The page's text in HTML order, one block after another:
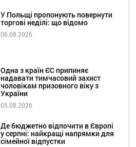
У Польщі пропонують повернути
торгові неділі: що відомо
06.08.2026
Одна з країн ЄС припиняє
надавати тимчасовий захист
чоловікам призовного віку з
України
05.08.2026
Де бюджетно відпочити в Європі
у серпні: найкращі напрямки для
сімейної відпустки